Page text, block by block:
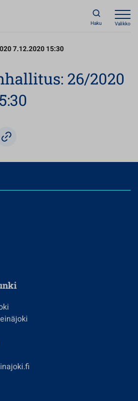
Haku Valikko
7.12.2020 15:30
26/2020